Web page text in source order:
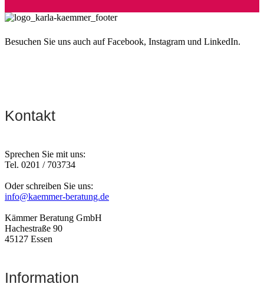
Besuchen Sie uns auch auf Facebook, Instagram und LinkedIn.
Kontakt
Sprechen Sie mit uns:
Tel. 0201 / 703734
Oder schreiben Sie uns:
info@kaemmer-beratung.de
Kämmer Beratung GmbH
Hachestraße 90
45127 Essen
Information